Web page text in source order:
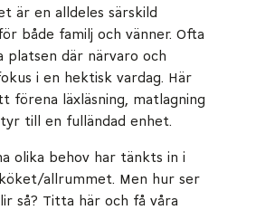
är en alldeles särskild
både familj och vänner. Ofta
platsen där närvaro och
i en hektisk vardag. Här
förena läxläsning, matlagning
till en fulländad enhet.
olika behov har tänkts in i
allrummet. Men hur ser
så? Titta här och få våra